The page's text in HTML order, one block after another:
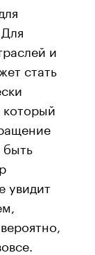
и
стать
который
быть
увидит